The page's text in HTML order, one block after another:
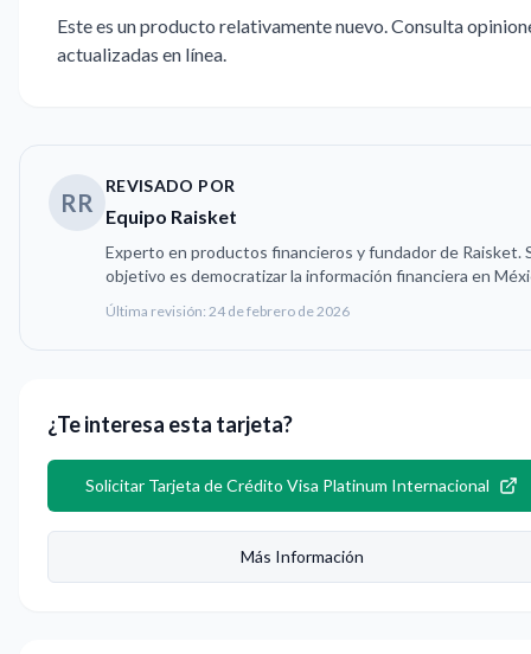
Este es un producto relativamente nuevo. Consulta
actualizadas en línea.
RR
REVISADO POR
Equipo Raisket
Experto en productos financieros y fundador de Raisket.
objetivo es democratizar la información financiera en
Última revisión: 24 de febrero de 2026
¿Te interesa esta tarjeta?
Solicitar Tarjeta de Crédito Visa Platinum Internacional
Más Información